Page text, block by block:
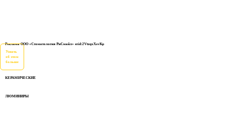
Реклама ООО «Стоматология РиСмайл» erid:2VtzqxXsvKp
Узнать
об этом
больше
КЕРАМИЧЕСКИЕ
ЛЮМИНИРЫ